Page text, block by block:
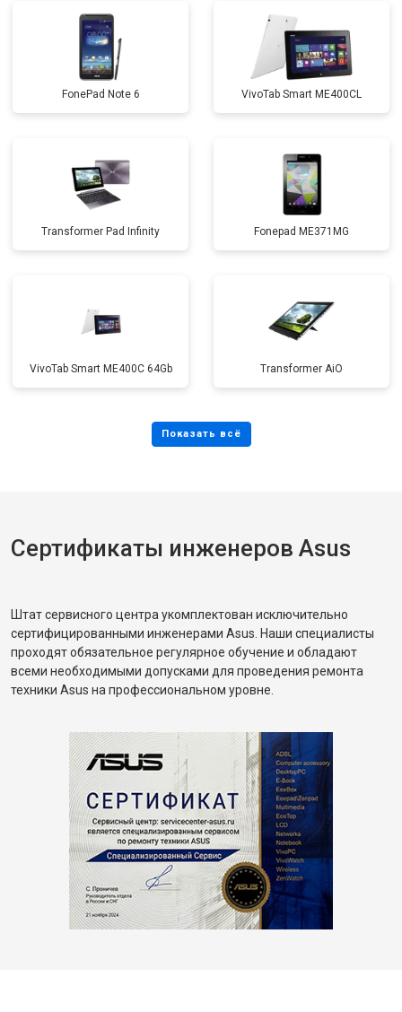
FonePad Note 6 VivoTab Smart ME400CL
Transformer Pad Infinity Fonepad ME371MG
VivoTab Smart ME400C 64Gb Transformer AiO
Сертификаты инженеров Asus
Штат сервисного центра укомплектован исключительно
сертифицированными инженерами Asus. Наши специалисты
проходят обязательное регулярное обучение и обладают
всеми необходимыми допусками для проведения ремонта
техники Asus на профессиональном уровне.